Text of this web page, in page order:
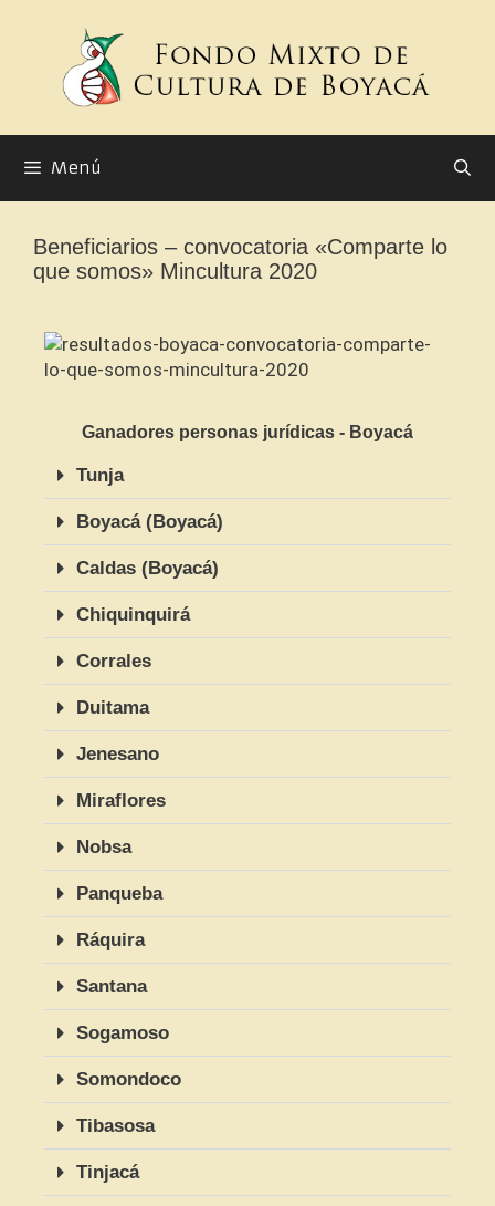
Menú
Beneficiarios – convocatoria «Comparte lo
que somos» Mincultura 2020
Ganadores personas jurídicas - Boyacá
Tunja
Boyacá (Boyacá)
Caldas (Boyacá)
Chiquinquirá
Corrales
Duitama
Jenesano
Miraflores
Nobsa
Panqueba
Ráquira
Santana
Sogamoso
Somondoco
Tibasosa
Tinjacá